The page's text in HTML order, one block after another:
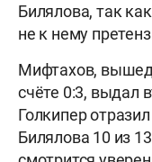
Билялова, так
не к нему
Мифтахов,
счёте 0:3, выдал
Голкипер
Билялова 10 из